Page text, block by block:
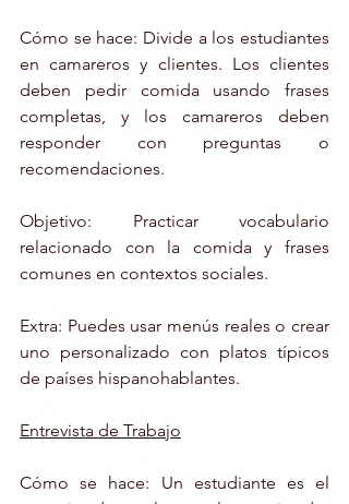
Cómo se hace: Divide a los estudiantes
en camareros y clientes. Los clientes
deben pedir comida usando frases
completas, y los camareros deben
responder con preguntas o
recomendaciones.
Objetivo: Practicar vocabulario
relacionado con la comida y frases
comunes en contextos sociales.
Extra: Puedes usar menús reales o crear
uno personalizado con platos típicos
de países hispanohablantes.
Entrevista de Trabajo
Cómo se hace: Un estudiante es el